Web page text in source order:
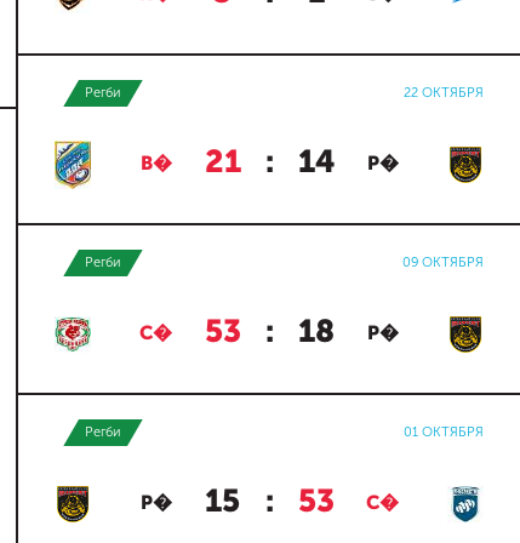
Регби 22 ОКТЯБРЯ
В� 21 : 14 Р�
Регби 09 ОКТЯБРЯ
С� 53 : 18 Р�
Регби 01 ОКТЯБРЯ
Р� 15 : 53 С�